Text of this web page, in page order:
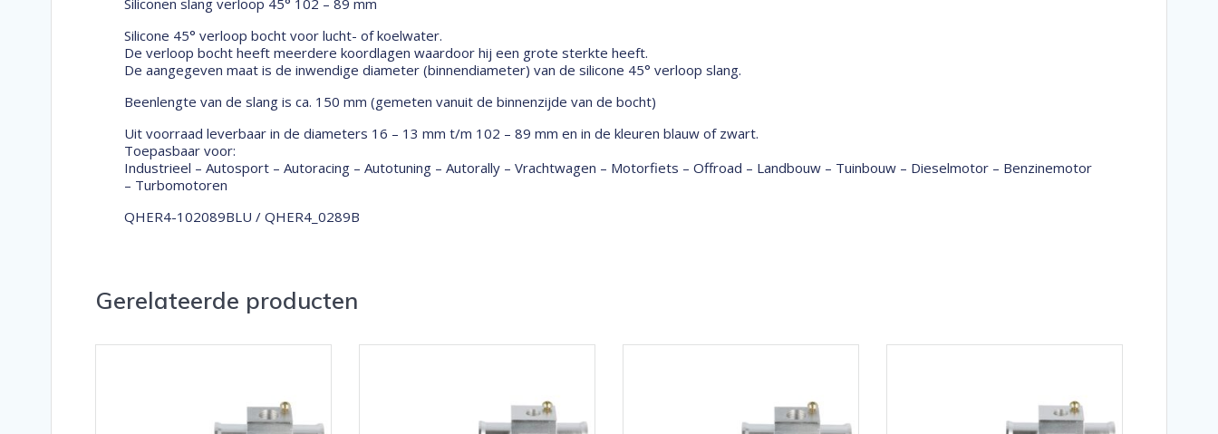
Silicone 45° verloop bocht voor lucht- of koelwater.
De verloop bocht heeft meerdere koordlagen waardoor hij een grote sterkte heeft.
De aangegeven maat is de inwendige diameter (binnendiameter) van de silicone 45° verloop slang.
Beenlengte van de slang is ca. 150 mm (gemeten vanuit de binnenzijde van de bocht)
Uit voorraad leverbaar in de diameters 16 – 13 mm t/m 102 – 89 mm en in de kleuren blauw of zwart.
Toepasbaar voor:
Industrieel – Autosport – Autoracing – Autotuning – Autorally – Vrachtwagen – Motorfiets – Offroad – Landbouw – Tuinbouw – Dieselmotor – Benzinemotor
– Turbomotoren
QHER4-102089BLU / QHER4_0289B
Gerelateerde producten